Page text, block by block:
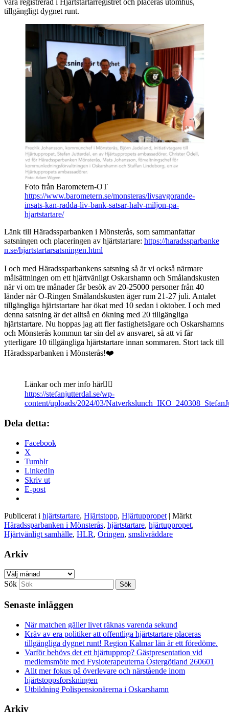
tillgängligt dygnet runt.
Foto från Barometern-OT
https://www.barometern.se/monsteras/livsavgorande-
insats-kan-radda-liv-bank-satsar-halv-miljon-pa-
hjartstartare/
Länk till Häradssparbanken i Mönsterås, som sammanfattar
satsningen och placeringen av hjärtstartare: https://haradssparbanke
n.se/hjartstartarsatsningen.html
I och med Häradssparbankens satsning så är vi också närmare
målsättningen om ett hjärtvänligt Oskarshamn och Smålandskusten
när vi om tre månader får besök av 20-25000 personer från 40
länder när O-Ringen Smålandskusten äger rum 21-27 juli. Antalet
tillgängliga hjärtstartare har ökat med 10 sedan i oktober. I och med
denna satsning är det alltså en ökning med 20 tillgängliga
hjärtstartare. Nu hoppas jag att fler fastighetsägare och Oskarshamns
och Mönsterås kommun tar sin del av ansvaret, så att vi får
ytterligare 10 tillgängliga hjärtstartare innan sommaren. Stort tack till
Häradssparbanken i Mönsterås!❤️
Länkar och mer info här👇🏻
https://stefanjutterdal.se/wp-
content/uploads/2024/03/
Dela detta:
Facebook
X
Tumblr
LinkedIn
Skriv ut
E-post
Publicerat i hjärtstartare, Hjärtstopp, Hjärtuppropet | Märkt
Häradssparbanken i Mönsterås, hjärtstartare, hjärtuppropet,
Hjärtvänligt samhälle, HLR, Oringen, smslivräddare
Arkiv
Arkiv
Sök
Senaste inläggen
När matchen gäller livet räknas varenda sekund
Kräv av era politiker att offentliga hjärtstartare placeras
tillgängliga dygnet runt! Region Kalmar län är ett föredöme.
Varför behövs det ett hjärtupprop? Gästpresentation vid
medlemsmöte med Fysioterapeuterna Östergötland 260601
Allt mer fokus på överlevare och närstående inom
hjärtstoppsforskningen
Utbildning Polispensionärerna i Oskarshamn
Arkiv